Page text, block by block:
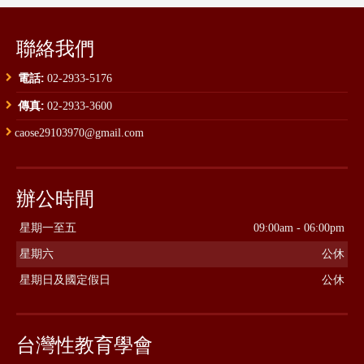
聯絡我們
電話: 02-2933-5176
傳真: 02-2933-3600
caose29103970@gmail.com
辦公時間
星期一至五 09:00am - 06:00pm
星期六 公休
星期日及國定假日 公休
台灣性教育學會